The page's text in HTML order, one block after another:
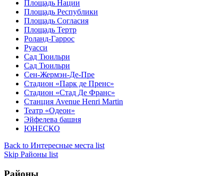
Площадь Нации
Площадь Республики
Площадь Согласия
Площадь Тертр
Роланд-Гаррос
Руасси
Сад Тюильри
Сад Тюильри
Сен-Жермэн-Де-Пре
Стадион «Парк де Пренс»
Стадион «Стад Де Франс»
Станция Avenue Henri Martin
Театр «Одеон»
Эйфелева башня
ЮНЕСКО
Back to Интересные места list
Skip Районы list
Районы